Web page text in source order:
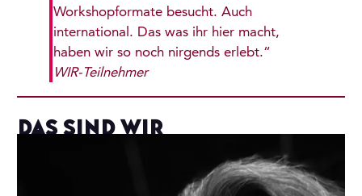
Workshopformate besucht. Auch
international. Das was ihr hier macht,
haben wir so noch nirgends erlebt.“
WIR-Teilnehmer
Das sind WIR